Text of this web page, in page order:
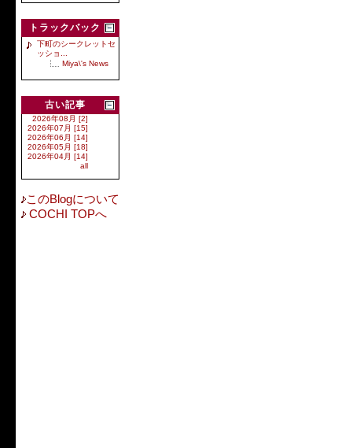
トラックバック
下町のシークレットセ
ッショ...
Miya\'s News
古い記事
2026年08月 [2]
2026年07月 [15]
2026年06月 [14]
2026年05月 [18]
2026年04月 [14]
all
このBlogについて
COCHI TOPへ